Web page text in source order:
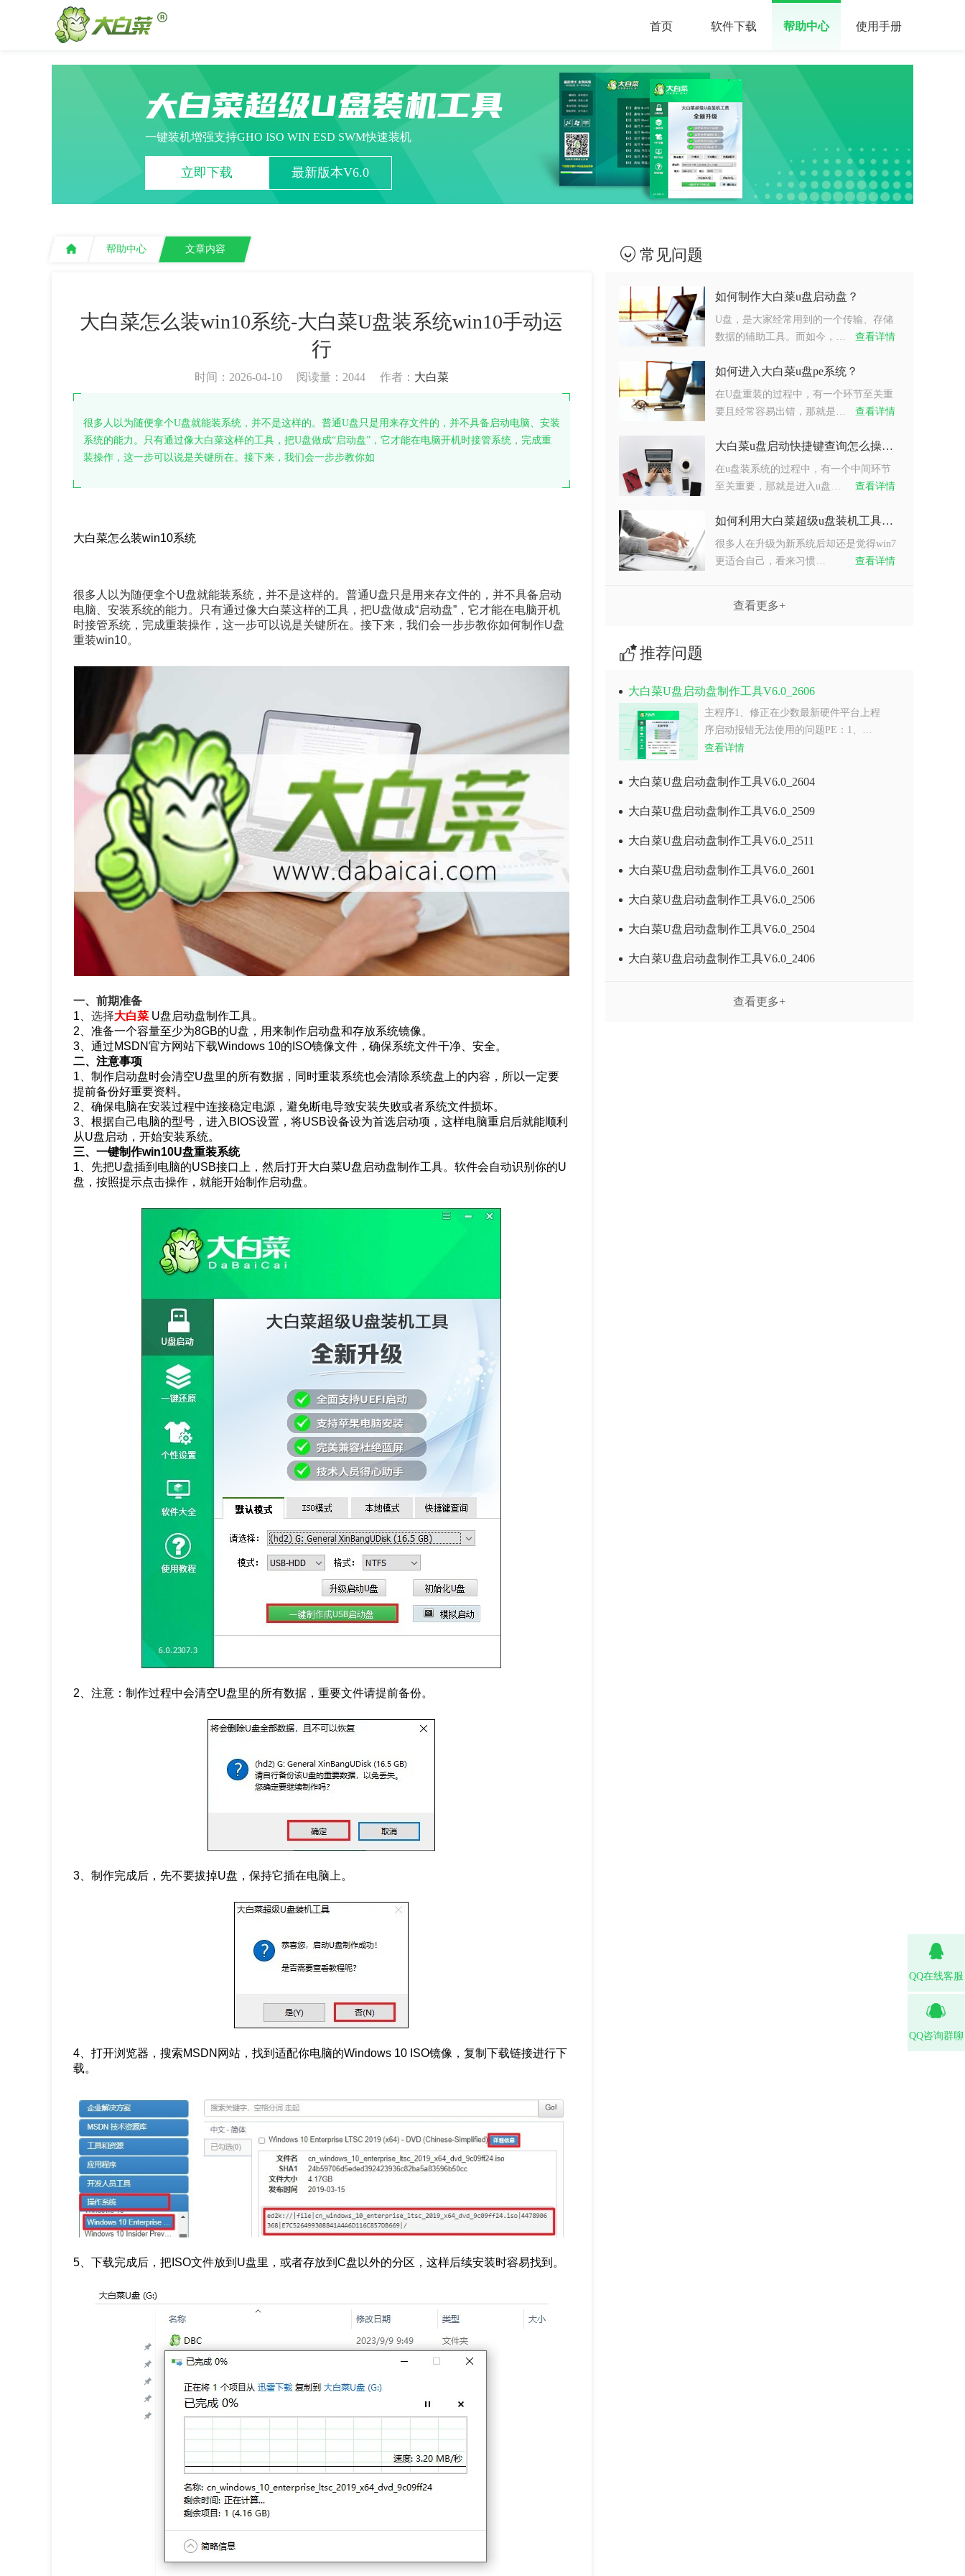
首页 软件下载 帮助中心 使用手册
大白菜超级U盘装机工具
一键装机增强支持GHO ISO WIN ESD SWM快速装机
立即下载 最新版本V6.0
帮助中心 文章内容
大白菜怎么装win10系统-大白菜U盘装系统win10手动运
行
时间：2026-04-10 阅读量： 2044 作者： 大白菜
很多人以为随便拿个U盘就能装系统，并不是这样的。普通U盘只是用来存文件的，并不具备启动电脑、安装
系统的能力。只有通过像大白菜这样的工具，把U盘做成“启动盘”，它才能在电脑开机时接管系统，完成重
装操作，这一步可以说是关键所在。接下来，我们会一步步教你如
大白菜怎么装win10系统
很多人以为随便拿个U盘就能装系统，并不是这样的。普通U盘只是用来存文件的，并不具备启动
电脑、安装系统的能力。只有通过像大白菜这样的工具，把U盘做成“启动盘”，它才能在电脑开机
时接管系统，完成重装操作，这一步可以说是关键所在。接下来，我们会一步步教你如何制作U盘
重装win10。
一、前期准备
1、选择大白菜 U盘启动盘制作工具。
2、准备一个容量至少为8GB的U盘，用来制作启动盘和存放系统镜像。
3、通过MSDN官方网站下载Windows 10的ISO镜像文件，确保系统文件干净、安全。
二、注意事项
1、制作启动盘时会清空U盘里的所有数据，同时重装系统也会清除系统盘上的内容，所以一定要
提前备份好重要资料。
2、确保电脑在安装过程中连接稳定电源，避免断电导致安装失败或者系统文件损坏。
3、根据自己电脑的型号，进入BIOS设置，将USB设备设为首选启动项，这样电脑重启后就能顺利
从U盘启动，开始安装系统。
三、一键制作win10U盘重装系统
1、先把U盘插到电脑的USB接口上，然后打开大白菜U盘启动盘制作工具。软件会自动识别你的U
盘，按照提示点击操作，就能开始制作启动盘。
2、注意：制作过程中会清空U盘里的所有数据，重要文件请提前备份。
3、制作完成后，先不要拔掉U盘，保持它插在电脑上。
4、打开浏览器，搜索MSDN网站，找到适配你电脑的Windows 10 ISO镜像，复制下载链接进行下
载。
5、下载完成后，把ISO文件放到U盘里，或者存放到C盘以外的分区，这样后续安装时容易找到。
常见问题
如何制作大白菜u盘启动盘？
U盘，是大家经常用到的一个传输、存储
数据的辅助工具。而如今，…
查看详情
如何进入大白菜u盘pe系统？
在U盘重装的过程中，有一个环节至关重
要且经常容易出错，那就是…
查看详情
大白菜u盘启动快捷键查询怎么操作？
在u盘装系统的过程中，有一个中间环节
至关重要，那就是进入u盘…
查看详情
如何利用大白菜超级u盘装机工具重装系统win7？
很多人在升级为新系统后却还是觉得win7
更适合自己，看来习惯…
查看详情
查看更多+
推荐问题
大白菜U盘启动盘制作工具V6.0_2606
主程序1、修正在少数最新硬件平台上程
序启动报错无法使用的问题PE：1、…
查看详情
大白菜U盘启动盘制作工具V6.0_2604
大白菜U盘启动盘制作工具V6.0_2509
大白菜U盘启动盘制作工具V6.0_2511
大白菜U盘启动盘制作工具V6.0_2601
大白菜U盘启动盘制作工具V6.0_2506
大白菜U盘启动盘制作工具V6.0_2504
大白菜U盘启动盘制作工具V6.0_2406
查看更多+
QQ在线客服
QQ咨询群聊